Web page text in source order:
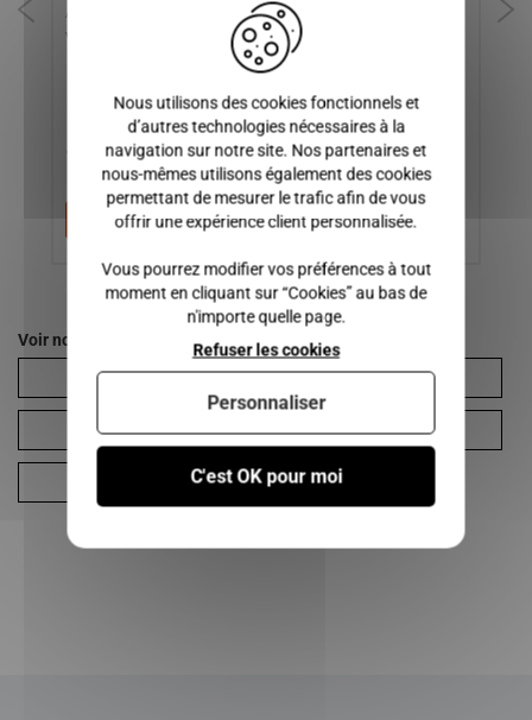
/ MICROCAR CARGO / (
vitre electrique )
180,00 €
Ajouter au panier
FIRST / LIGIER XTOO 2,
XTOO MAX, XTOO R, XTOO
39,00 €
55,00 €
Ajouter au panier
Voir nos autres pages :
Cargo
Optimax 2
Xtoo Max Xtoo R-S
Nous utilisons des cookies fonctionnels et
d’autres technologies nécessaires à la
navigation sur notre site. Nos partenaires et
nous-mêmes utilisons également des cookies
permettant de mesurer le trafic afin de vous
offrir une expérience client personnalisée.
Vous pourrez modifier vos préférences à tout
moment en cliquant sur “Cookies” au bas de
n'importe quelle page.
C'est OK pour moi
Refuser les cookies
Personnaliser